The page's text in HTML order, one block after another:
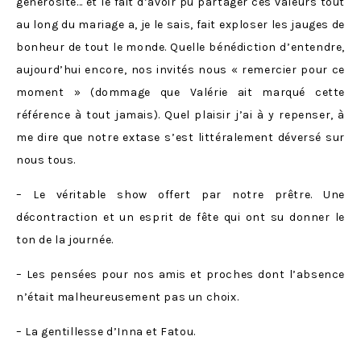
au long du mariage a, je le sais, fait exploser les jauges de
bonheur de tout le monde. Quelle bénédiction d’entendre,
aujourd’hui encore, nos invités nous « remercier pour ce
moment » (dommage que Valérie ait marqué cette
référence à tout jamais). Quel plaisir j’ai à y repenser, à
me dire que notre extase s’est littéralement déversé sur
nous tous.
– Le véritable show offert par notre prêtre. Une
décontraction et un esprit de fête qui ont su donner le
ton de la journée.
– Les pensées pour nos amis et proches dont l’absence
n’était malheureusement pas un choix.
– La gentillesse d’Inna et Fatou.